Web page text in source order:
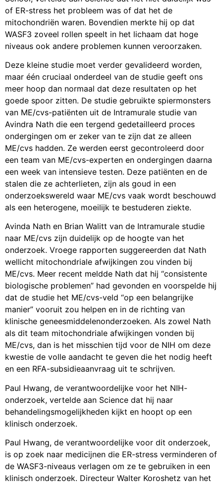
of ER-stress het probleem was of dat het de
mitochondriën waren. Bovendien merkte hij op dat
WASF3 zoveel rollen speelt in het lichaam dat hoge
niveaus ook andere problemen kunnen veroorzaken.
Deze kleine studie moet verder gevalideerd worden,
maar één cruciaal onderdeel van de studie geeft ons
meer hoop dan normaal dat deze resultaten op het
goede spoor zitten. De studie gebruikte spiermonsters
van ME/cvs-patiënten uit de Intramurale studie van
Avindra Nath die een tergend gedetailleerd proces
ondergingen om er zeker van te zijn dat ze alleen
ME/cvs hadden. Ze werden eerst gecontroleerd door
een team van ME/cvs-experten en ondergingen daarna
een week van intensieve testen. Deze patiënten en de
stalen die ze achterlieten, zijn als goud in een
onderzoekswereld waar ME/cvs vaak wordt beschouwd
als een heterogene, moeilijk te bestuderen ziekte.
Avinda Nath en Brian Walitt van de Intramurale studie
naar ME/cvs zijn duidelijk op de hoogte van het
onderzoek. Vroege rapporten suggereerden dat Nath
wellicht mitochondriale afwijkingen zou vinden bij
ME/cvs. Meer recent meldde Nath dat hij “consistente
biologische problemen” had gevonden en voorspelde hij
dat de studie het ME/cvs-veld “op een belangrijke
manier” vooruit zou helpen en in de richting van
klinische geneesmiddelenonderzoeken. Als zowel Nath
als dit team mitochondriale afwijkingen vonden bij
ME/cvs, dan is het misschien tijd voor de NIH om deze
kwestie de volle aandacht te geven die het nodig heeft
en een RFA-subsidieaanvraag uit te schrijven.
Paul Hwang, de verantwoordelijke voor het NIH-
onderzoek, vertelde aan Science dat hij naar
behandelingsmogelijkheden kijkt en hoopt op een
klinisch onderzoek.
Paul Hwang, de verantwoordelijke voor dit onderzoek,
is op zoek naar medicijnen die ER-stress verminderen of
de WASF3-niveaus verlagen om ze te gebruiken in een
klinisch onderzoek. Directeur Walter Koroshetz van het